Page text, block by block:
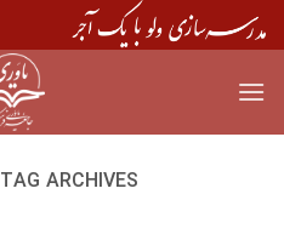
Skip
to
TAG ARCHIVES: